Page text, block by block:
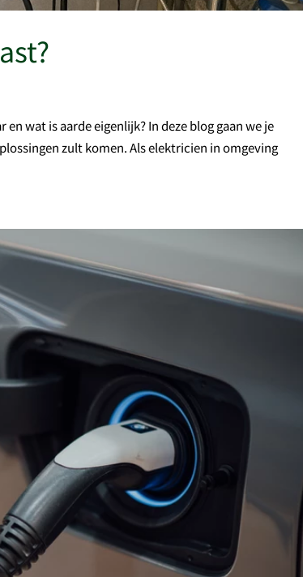
wat is aarde eigenlijk? In deze blog gaan we je
zult komen. Als elektricien in omgeving